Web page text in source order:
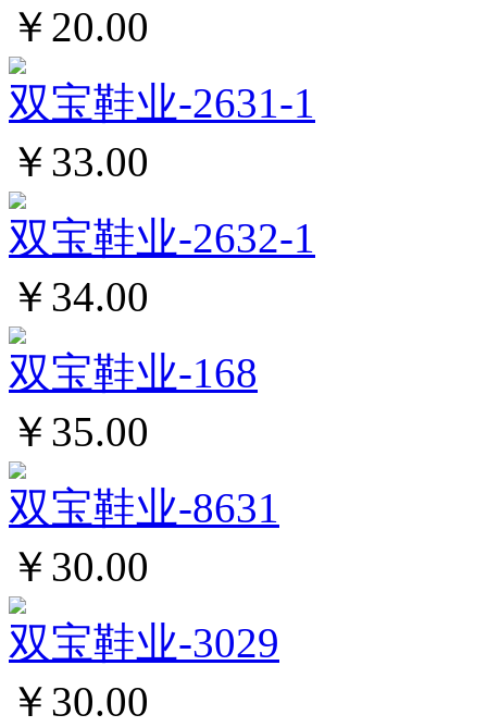
￥20.00
双宝鞋业-2631-1
￥33.00
双宝鞋业-2632-1
￥34.00
双宝鞋业-168
￥35.00
双宝鞋业-8631
￥30.00
双宝鞋业-3029
￥30.00